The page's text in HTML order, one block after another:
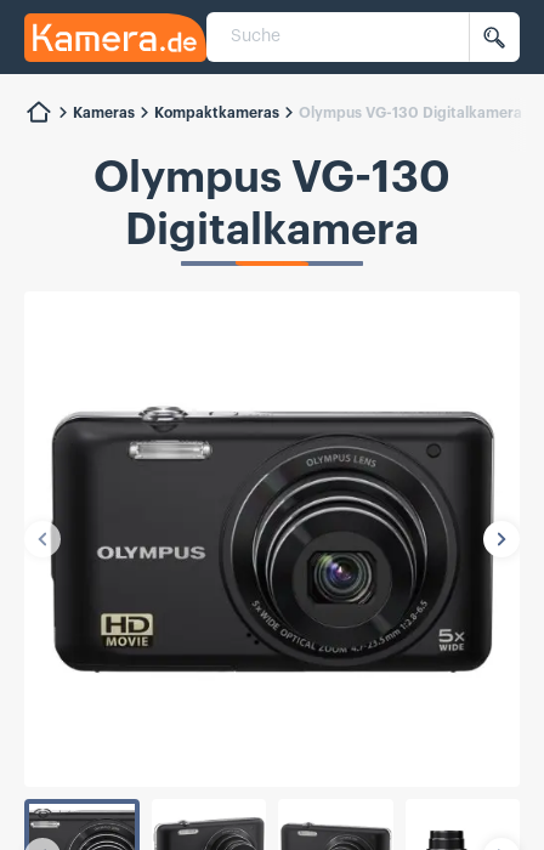
Kamera.de
Suche
Kameras Kompaktkameras Olympus VG-130 Digitalkamera
Olympus VG-130
Digitalkamera
Vorherige